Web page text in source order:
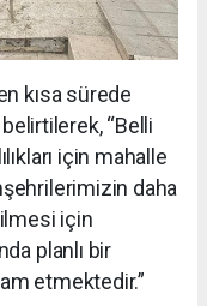
kısa sürede
“Belli
için mahalle
daha
için
planlı bir
etmektedir.”